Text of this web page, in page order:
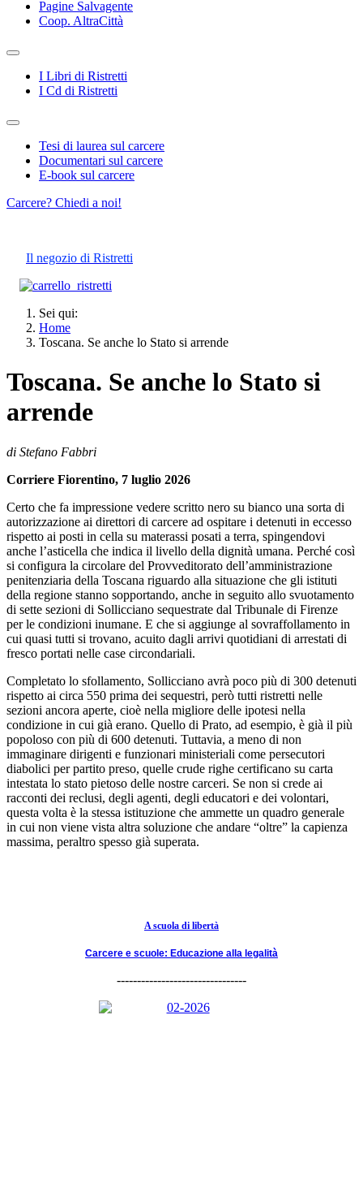
Pagine Salvagente
Coop. AltraCittà
I Libri di Ristretti
I Cd di Ristretti
Tesi di laurea sul carcere
Documentari sul carcere
E-book sul carcere
Carcere? Chiedi a noi!
Il negozio di Ristretti
Sei qui:
Home
Toscana. Se anche lo Stato si arrende
Toscana. Se anche lo Stato si
arrende
di Stefano Fabbri
Corriere Fiorentino, 7 luglio 2026
Certo che fa impressione vedere scritto nero su bianco una sorta di
autorizzazione ai direttori di carcere ad ospitare i detenuti in eccesso
rispetto ai posti in cella su materassi posati a terra, spingendovi
anche l’asticella che indica il livello della dignità umana. Perché così
si configura la circolare del Provveditorato dell’amministrazione
penitenziaria della Toscana riguardo alla situazione che gli istituti
della regione stanno sopportando, anche in seguito allo svuotamento
di sette sezioni di Sollicciano sequestrate dal Tribunale di Firenze
per le condizioni inumane. E che si aggiunge al sovraffollamento in
cui quasi tutti si trovano, acuito dagli arrivi quotidiani di arrestati di
fresco portati nelle case circondariali.
Completato lo sfollamento, Sollicciano avrà poco più di 300 detenuti
rispetto ai circa 550 prima dei sequestri, però tutti ristretti nelle
sezioni ancora aperte, cioè nella migliore delle ipotesi nella
condizione in cui già erano. Quello di Prato, ad esempio, è già il più
popoloso con più di 600 detenuti. Tuttavia, a meno di non
immaginare dirigenti e funzionari ministeriali come persecutori
diabolici per partito preso, quelle crude righe certificano su carta
intestata lo stato pietoso delle nostre carceri. Se non si crede ai
racconti dei reclusi, degli agenti, degli educatori e dei volontari,
questa volta è la stessa istituzione che ammette un quadro generale
in cui non viene vista altra soluzione che andare “oltre” la capienza
massima, peraltro spesso già superata.
A scuola di libertà
Carcere e scuole: Educazione alla legalità
--------------------------------